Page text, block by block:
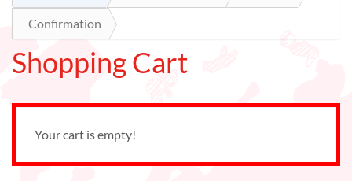
Confirmation
Shopping Cart
Your cart is empty!